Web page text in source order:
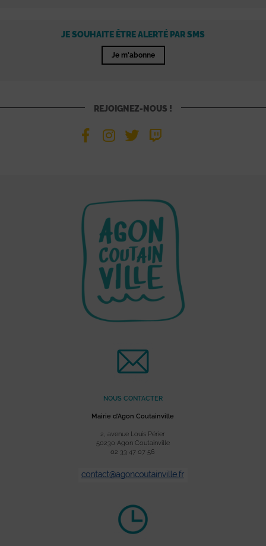
JE SOUHAITE ÊTRE ALERTÉ PAR SMS
Je m'abonne
REJOIGNEZ-NOUS !
NOUS CONTACTER
Mairie d’Agon Coutainville
2, avenue Louis Périer
50230 Agon Coutainville
02 33 47 07 56